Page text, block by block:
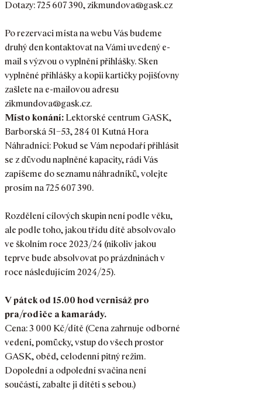
Dotazy: 725 607 390, zikmundova@gask.cz
Po rezervaci místa na webu Vás budeme
druhý den kontaktovat na Vámi uvedený e-
mail s výzvou o vyplnění přihlášky. Sken
vyplněné přihlášky a kopii kartičky pojišťovny
zašlete na e-mailovou adresu
zikmundova@gask.cz.
Místo konání: Lektorské centrum GASK,
Barborská 51–53, 284 01 Kutná Hora
Náhradníci: Pokud se Vám nepodaří přihlásit
se z důvodu naplněné kapacity, rádi Vás
zapíšeme do seznamu náhradníků, volejte
prosím na 725 607 390.
Rozdělení cílových skupin není podle věku,
ale podle toho, jakou třídu dítě absolvovalo
ve školním roce 2023/24 (nikoliv jakou
teprve bude absolvovat po prázdninách v
roce následujícím 2024/25).
V pátek od 15.00 hod vernisáž pro
pra/rodiče a kamarády.
Cena: 3 000 Kč/dítě (Cena zahrnuje odborné
vedení, pomůcky, vstup do všech prostor
GASK, oběd, celodenní pitný režim.
Dopolední a odpolední svačina není
součástí, zabalte ji dítěti s sebou.)